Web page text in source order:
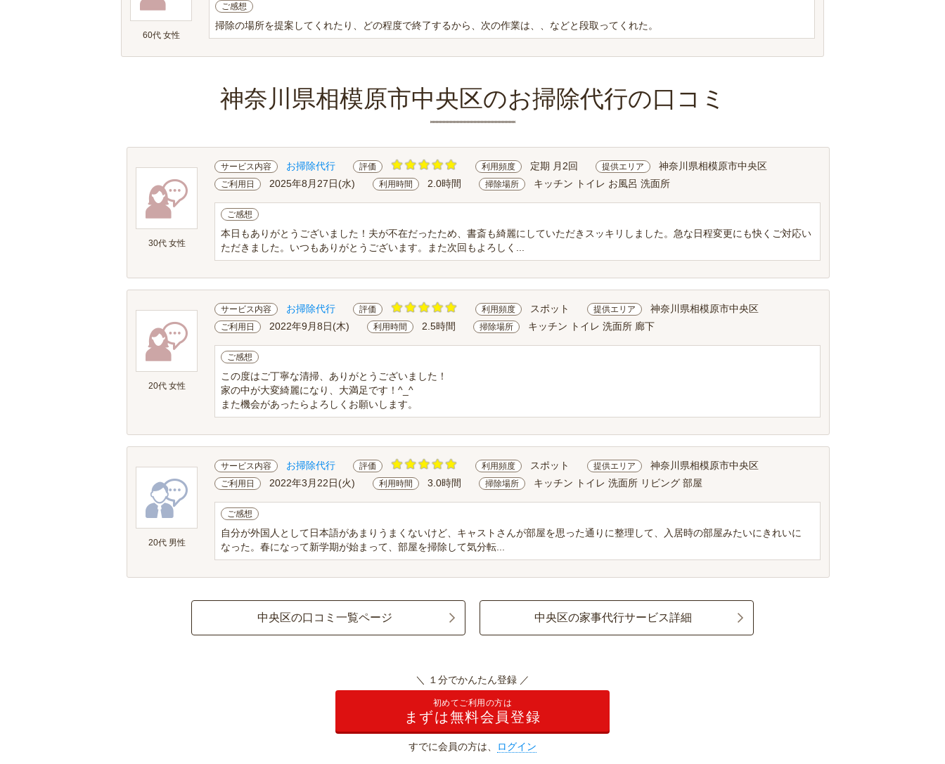
60代 女性
ご感想
掃除の場所を提案してくれたり、どの程度で終了するから、次の作業は、、などと段取ってくれた。
神奈川県相模原市中央区のお掃除代行の口コミ
30代 女性
サービス内容 お掃除代行 評価 利用頻度 定期 月2回 提供エリア 神奈川県相模原市中央区
ご利用日 2025年8月27日(水) 利用時間 2.0時間 掃除場所 キッチン トイレ お風呂 洗面所
ご感想
本日もありがとうございました！夫が不在だったため、書斎も綺麗にしていただきスッキリしました。急な日程変更にも快くご対応い
ただきました。いつもありがとうございます。また次回もよろしく...
20代 女性
サービス内容 お掃除代行 評価 利用頻度 スポット 提供エリア 神奈川県相模原市中央区
ご利用日 2022年9月8日(木) 利用時間 2.5時間 掃除場所 キッチン トイレ 洗面所 廊下
ご感想
この度はご丁寧な清掃、ありがとうございました！
家の中が大変綺麗になり、大満足です！^_^
また機会があったらよろしくお願いします。
20代 男性
サービス内容 お掃除代行 評価 利用頻度 スポット 提供エリア 神奈川県相模原市中央区
ご利用日 2022年3月22日(火) 利用時間 3.0時間 掃除場所 キッチン トイレ 洗面所 リビング 部屋
ご感想
自分が外国人として日本語があまりうまくないけど、キャストさんが部屋を思った通りに整理して、入居時の部屋みたいにきれいに
なった。春になって新学期が始まって、部屋を掃除して気分転...
中央区の口コミ一覧ページ 中央区の家事代行サービス詳細
＼ １分でかんたん登録 ／
初めてご利用の方は
まずは無料会員登録
すでに会員の方は、 ログイン